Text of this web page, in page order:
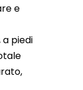
e
piedi